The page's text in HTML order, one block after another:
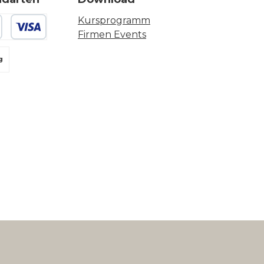
Kursprogramm
Firmen Events